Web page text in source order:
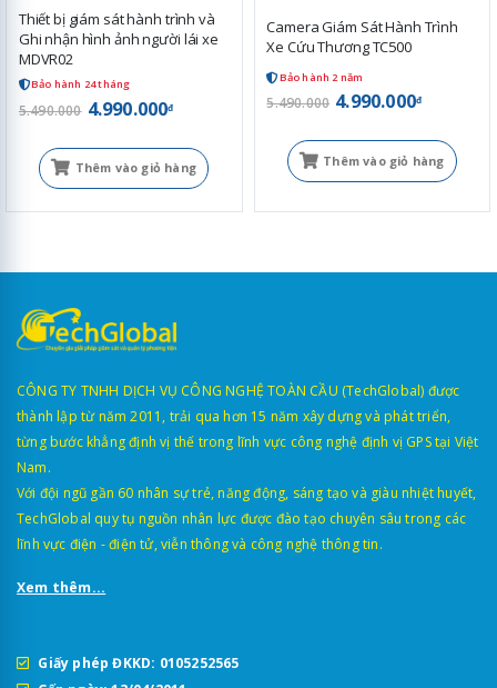
Thiết bị giám sát hành trình và
Ghi nhận hình ảnh người lái xe
MDVR02
Bảo hành 24 tháng
5.490.000 4.990.000đ
Thêm vào giỏ hàng
Camera Giám Sát Hành Trình
Xe Cứu Thương TC500
Bảo hành 2 năm
5.490.000 4.990.000đ
Thêm vào giỏ hàng
CÔNG TY TNHH DỊCH VỤ CÔNG NGHỆ TOÀN CẦU (TechGlobal) được
thành lập từ năm 2011, trải qua hơn 15 năm xây dựng và phát triển,
từng bước khẳng định vị thế trong lĩnh vực công nghệ định vị GPS tại Việt
Nam.
Với đội ngũ gần 60 nhân sự trẻ, năng động, sáng tạo và giàu nhiệt huyết,
TechGlobal quy tụ nguồn nhân lực được đào tạo chuyên sâu trong các
lĩnh vực điện - điện tử, viễn thông và công nghệ thông tin.
Xem thêm...
Giấy phép ĐKKD: 0105252565